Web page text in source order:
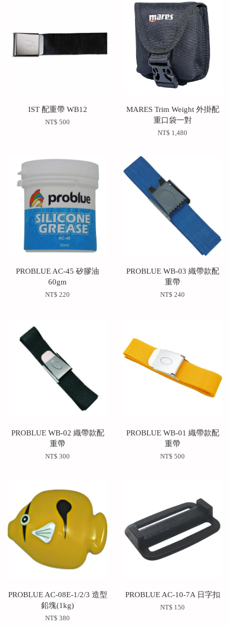
IST 配重帶 WB12
NT$ 500
MARES Trim Weight 外掛配
重口袋一對
NT$ 1,480
PROBLUE AC-45 矽膠油
60gm
NT$ 220
PROBLUE WB-03 織帶款配
重帶
NT$ 240
PROBLUE WB-02 織帶款配
重帶
NT$ 300
PROBLUE WB-01 織帶款配
重帶
NT$ 500
PROBLUE AC-08E-1/2/3 造型
鉛塊(1kg)
NT$ 380
PROBLUE AC-10-7A 日字扣
NT$ 150